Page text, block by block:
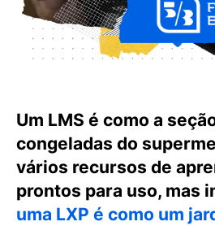
Um LMS é como a
congeladas do
vários recursos de
prontos para uso, mas
uma LXP é como um